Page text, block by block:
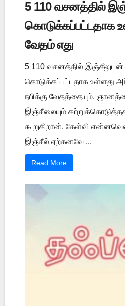
5 110 வசனத்தில்
கொடுக்கப்பட்டதாக
வேதம் எது
5 110 வசனத்தில் இஞ்சீலுடன்
கொடுக்கப்பட்டதாக உள்ளது
நபிக்கு வேதத்தையும்,
இஞ்சீலையும்
கூறுகிறான். கேள்வி
இஞ்சீல் ஏற்கனவே ...
Read More